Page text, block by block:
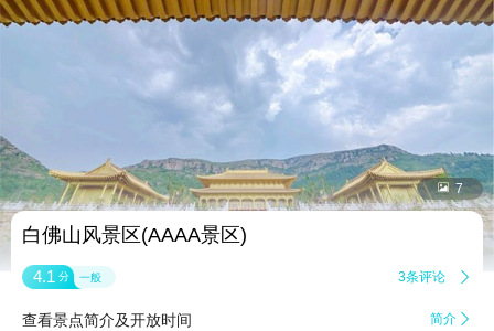
 7
白佛山风景区(AAAA景区)
4.1 分 一般 3条评论 
查看景点简介及开放时间 简介 
